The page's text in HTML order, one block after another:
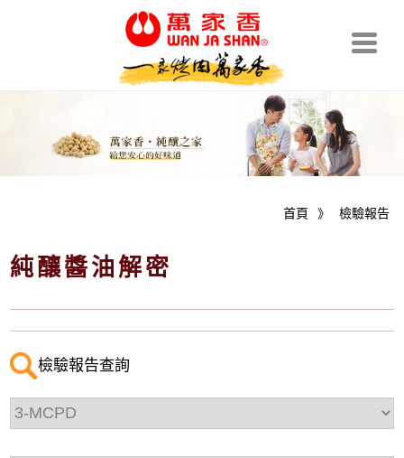
檢驗報告
》
首頁
純釀醬油解密
檢驗報告查詢